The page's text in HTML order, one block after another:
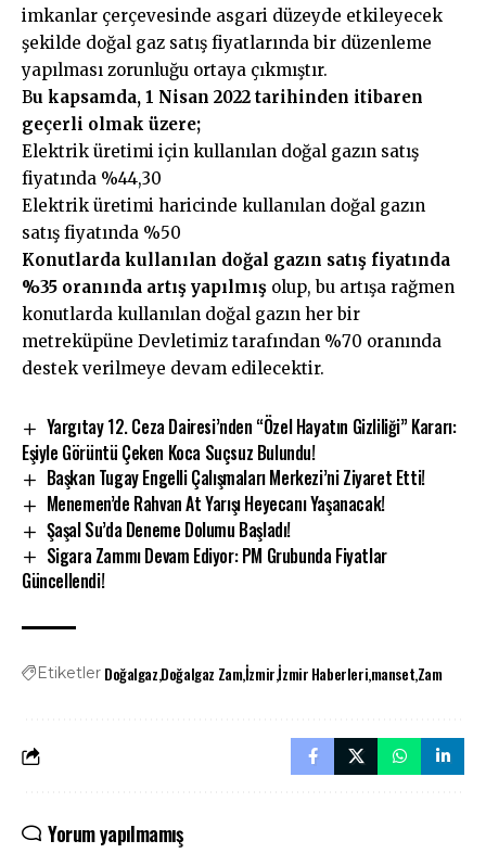
imkanlar çerçevesinde asgari düzeyde etkileyecek
şekilde doğal gaz satış fiyatlarında bir düzenleme
yapılması zorunluğu ortaya çıkmıştır.
Bu kapsamda, 1 Nisan 2022 tarihinden itibaren
geçerli olmak üzere;
Elektrik üretimi için kullanılan doğal gazın satış
fiyatında %44,30
Elektrik üretimi haricinde kullanılan doğal gazın
satış fiyatında %50
Konutlarda kullanılan doğal gazın satış fiyatında
%35 oranında artış yapılmış olup, bu artışa rağmen
konutlarda kullanılan doğal gazın her bir
metreküpüne Devletimiz tarafından %70 oranında
destek verilmeye devam edilecektir.
Yargıtay 12. Ceza Dairesi’nden “Özel Hayatın Gizliliği” Kararı:
Eşiyle Görüntü Çeken Koca Suçsuz Bulundu!
Başkan Tugay Engelli Çalışmaları Merkezi’ni Ziyaret Etti!
Menemen’de Rahvan At Yarışı Heyecanı Yaşanacak!
Şaşal Su’da Deneme Dolumu Başladı!
Sigara Zammı Devam Ediyor: PM Grubunda Fiyatlar
Güncellendi!
Etiketler DoğalgazDoğalgaz Zamİzmirİzmir HaberlerimansetZam
Yorum yapılmamış